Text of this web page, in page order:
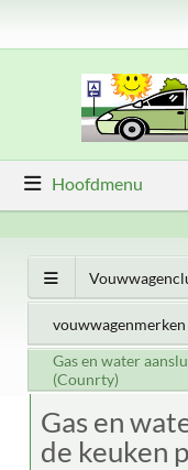
Hoofdmenu
Gas en water
(Counrty)
Gas en
de keuken